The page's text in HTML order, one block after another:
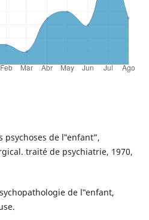
psychoses de l‟enfant”,
traité de psychiatrie, 1970,
de l‟enfant,